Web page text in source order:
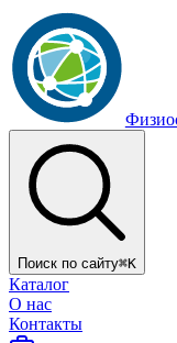
Поиск по сайту⌘K
Каталог
О нас
Контакты